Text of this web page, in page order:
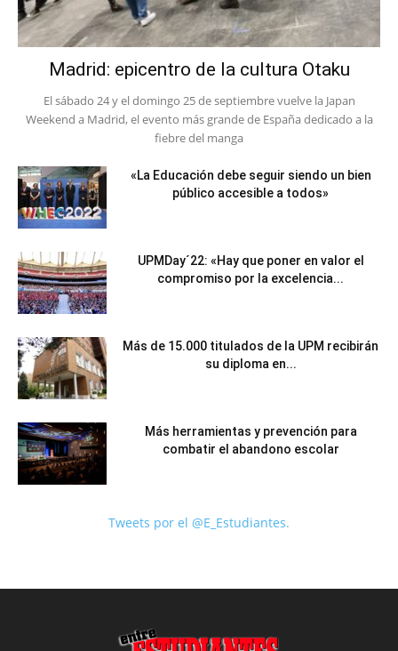
Madrid: epicentro de la cultura Otaku
El sábado 24 y el domingo 25 de septiembre vuelve la Japan
Weekend a Madrid, el evento más grande de España dedicado a la
fiebre del manga
«La Educación debe seguir siendo un bien
público accesible a todos»
UPMDay´22: «Hay que poner en valor el
compromiso por la excelencia...
Más de 15.000 titulados de la UPM recibirán
su diploma en...
Más herramientas y prevención para
combatir el abandono escolar
Tweets por el @E_Estudiantes.